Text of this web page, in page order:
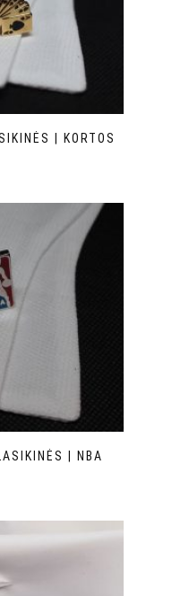
| KORTOS
| NBA